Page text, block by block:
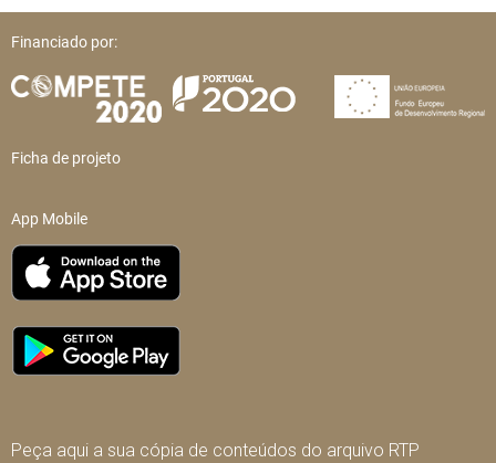
Financiado por:
Ficha de projeto
App Mobile
Peça aqui a sua cópia de conteúdos do arquivo RTP